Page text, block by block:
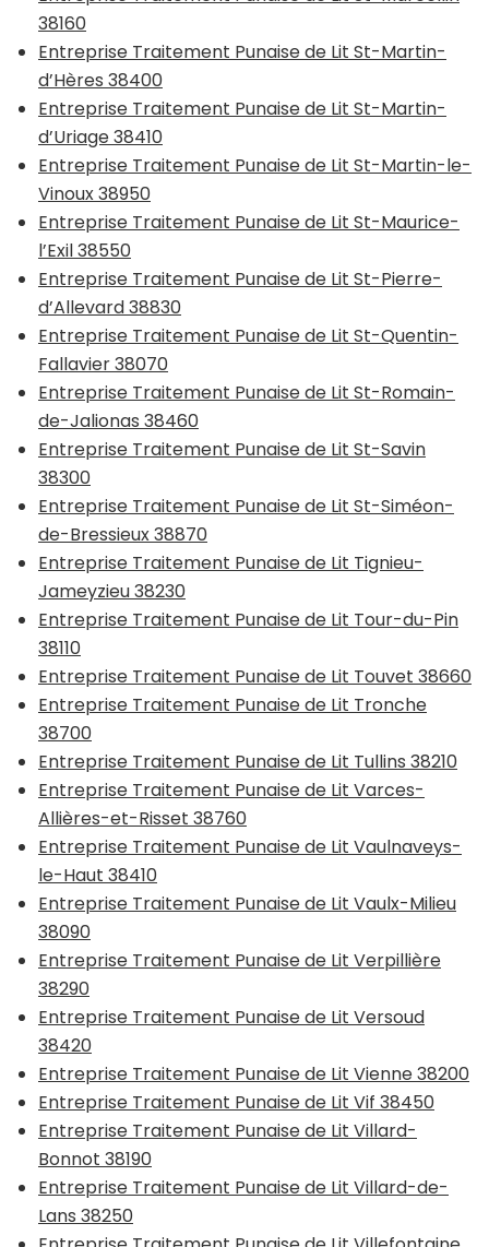
38160
Entreprise Traitement Punaise de Lit St-Martin-
d’Hères 38400
Entreprise Traitement Punaise de Lit St-Martin-
d’Uriage 38410
Entreprise Traitement Punaise de Lit St-Martin-le-
Vinoux 38950
Entreprise Traitement Punaise de Lit St-Maurice-
l’Exil 38550
Entreprise Traitement Punaise de Lit St-Pierre-
d’Allevard 38830
Entreprise Traitement Punaise de Lit St-Quentin-
Fallavier 38070
Entreprise Traitement Punaise de Lit St-Romain-
de-Jalionas 38460
Entreprise Traitement Punaise de Lit St-Savin
38300
Entreprise Traitement Punaise de Lit St-Siméon-
de-Bressieux 38870
Entreprise Traitement Punaise de Lit Tignieu-
Jameyzieu 38230
Entreprise Traitement Punaise de Lit Tour-du-Pin
38110
Entreprise Traitement Punaise de Lit Touvet 38660
Entreprise Traitement Punaise de Lit Tronche
38700
Entreprise Traitement Punaise de Lit Tullins 38210
Entreprise Traitement Punaise de Lit Varces-
Allières-et-Risset 38760
Entreprise Traitement Punaise de Lit Vaulnaveys-
le-Haut 38410
Entreprise Traitement Punaise de Lit Vaulx-Milieu
38090
Entreprise Traitement Punaise de Lit Verpillière
38290
Entreprise Traitement Punaise de Lit Versoud
38420
Entreprise Traitement Punaise de Lit Vienne 38200
Entreprise Traitement Punaise de Lit Vif 38450
Entreprise Traitement Punaise de Lit Villard-
Bonnot 38190
Entreprise Traitement Punaise de Lit Villard-de-
Lans 38250